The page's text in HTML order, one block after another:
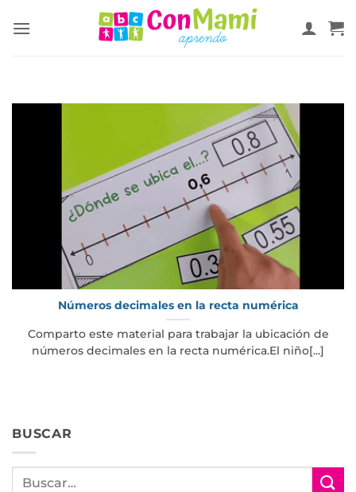
Números decimales en la recta numérica
Comparto este material para trabajar la ubicación de
números decimales en la recta numérica.El niño[...]
BUSCAR